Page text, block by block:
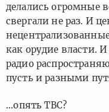
делались огромные
свергали не раз. И
как орудие власти.
радио
пусть и разными
...опять TBC?